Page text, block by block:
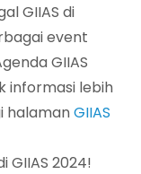
GIIAS di
event
GIIAS
informasi lebih
halamanGIIAS
GIIAS 2024!